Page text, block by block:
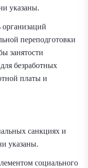
указаны.
переподготовки
занятости
безработных
платы и
санкциях и
указаны.
социального